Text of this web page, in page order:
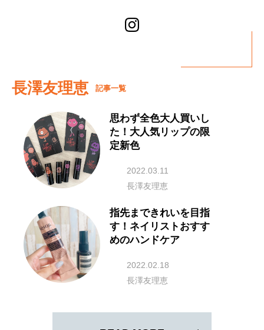
長澤友理恵 記事一覧
思わず全色大人買いし
た！大人気リップの限
定新色
2022.03.11
長澤友理恵
指先まできれいを目指
す！ネイリストおすす
めのハンドケア
2022.02.18
長澤友理恵